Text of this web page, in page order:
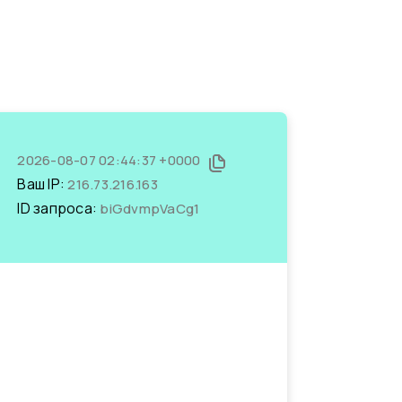
2026-08-07 02:44:37 +0000
Ваш IP:216.73.216.163
ID запроса: biGdvmpVaCg1